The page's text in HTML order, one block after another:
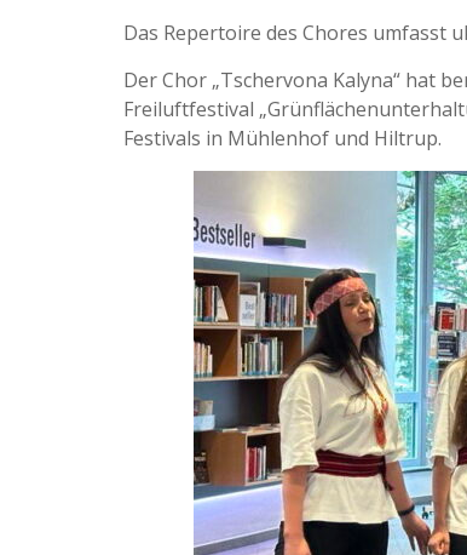
Das Repertoire des Chores umfasst
Der Chor „Tschervona Kalyna“ hat
Freiluftfestival
Festivals in Mühlenhof und Hiltrup.